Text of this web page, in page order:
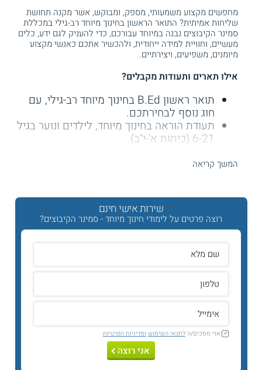
מחפשים מקצוע משמעותי, מספק, ומבוקש, אשר מקנה תחושת
שליחות אמיתית? התואר הראשון בחינוך מיוחד רב-גילי במכללת
סמינר הקיבוצים נבנה במיוחד עבורכם, כדי להעניק לגם ידע, כלים
מעשיים, וחוויית למידה ייחודית, ולהכשיר אתכם כאנשי מקצוע
מיומנים, משפיעים, ויצירתיים.
אילו תארים ותעודות מקבלים?
תואר ראשון B.Ed בחינוך מיוחד רב-גילי, עם
חוג נוסף לבחירתכם.
תעודת הוראה בחינוך מיוחד, לילדים ונוער בגיל
6-21 (כיתות א'-י"ב).
תעודת התמחות נוספת בהוראה מותאמת
וחירשים (כו"ח).
ראשת המחלקה:
מה הם תנאי הקבלה?
תנאי הקבלה לחינוך מיוחדהינם:
תעודת בגרות.
פסיכומטרי.
בעלי ממוצע בגרויות גבוה יכולים להירשם
המשך קריאה
שירות אישי חינם
רוצה פרטים על לימודי חינוך מיוחד - סמינר הקיבוצים?
אני מסכים/הלתנאי השימוש ומדיניות הפרטיות
אני רוצה